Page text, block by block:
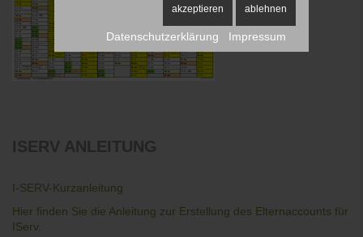
ISERV ANLEITUNG
I-SERV-Kurzanleitung
Hier finden Sie die Anleitung zur Erstellung des Elternaccounts für
IServ.
akzeptieren ablehnen
Datenschutzerklärung Impressum